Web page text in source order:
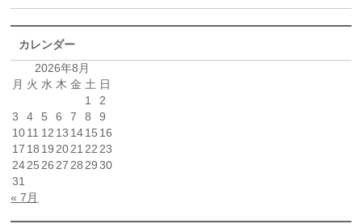
カレンダー
2026年8月
月 火 水 木 金 土 日
1
2
3
4 5 6 7 8
9
1011 12 13 1415 16
17 18 19 2021 22 23
2425 26 27 28 29 30
31
« 7月